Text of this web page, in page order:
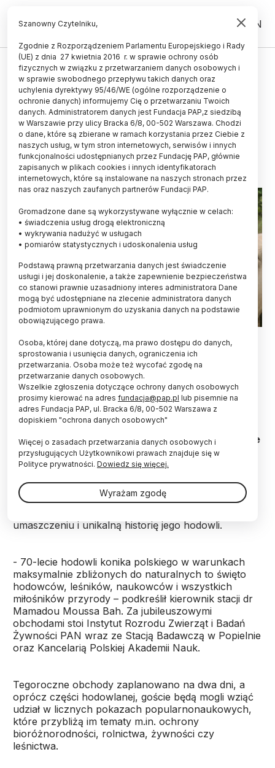
PL EN
UCZELNIE I INSTYTUCJE
70 lat hodowli rezerwatowej
konika polskiego w stacji
badawczej PAN w Popielnie
05.09.2025
aktualizacja: 05.09.2025
3 minuty czytania
przy Stacji Badawczej w Popielnie, prowadzonej przez Instytut
Rozrodu Zwierząt i Badań Żywności Polskiej Akademii Nauk.
PAP/Tomasz Waszczuk
Od 70 lat w stacji badawczej Instytutu Rozrodu
Zwierząt i Badań Żywności PAN w Popielnie
prowadzona jest rezerwatowa hodowla konika
polskiego. Naukowcy określają konika cudem
natury, gdyż przy krępej budowie, niskim wzroście
jest niesamowicie sprytny i wytrzymały.
5 i 6 września w Popielnie odbędą się jubileuszowe
obchody. Wydarzenie jest otwarte dla wszystkich,
umaszczeniu i unikalną historię jego hodowli.
- 70-lecie hodowli konika polskiego w warunkach
maksymalnie zbliżonych do naturalnych to święto
hodowców, leśników, naukowców i wszystkich
miłośników przyrody – podkreślił kierownik stacji dr
Mamadou Moussa Bah. Za jubileuszowymi
obchodami stoi Instytut Rozrodu Zwierząt i Badań
Żywności PAN wraz ze Stacją Badawczą w Popielnie
oraz Kancelarią Polskiej Akademii Nauk.
Tegoroczne obchody zaplanowano na dwa dni, a
oprócz części hodowlanej, goście będą mogli wziąć
udział w licznych pokazach popularnonaukowych,
które przybliżą im tematy m.in. ochrony
bioróżnorodności, rolnictwa, żywności czy
leśnictwa.
Szanowny Czytelniku,
Zgodnie z Rozporządzeniem Parlamentu Europejskiego i Rady
(UE) z dnia 27 kwietnia 2016 r. w sprawie ochrony osób
fizycznych w związku z przetwarzaniem danych osobowych i
w sprawie swobodnego przepływu takich danych oraz
uchylenia dyrektywy 95/46/WE (ogólne rozporządzenie o
ochronie danych) informujemy Cię o przetwarzaniu Twoich
danych. Administratorem danych jest Fundacja PAP,z siedzibą
w Warszawie przy ulicy Bracka 6/8, 00-502 Warszawa. Chodzi
o dane, które są zbierane w ramach korzystania przez Ciebie z
naszych usług, w tym stron internetowych, serwisów i innych
funkcjonalności udostępnianych przez Fundację PAP, głównie
zapisanych w plikach cookies i innych identyfikatorach
internetowych, które są instalowane na naszych stronach przez
nas oraz naszych zaufanych partnerów Fundacji PAP.
Gromadzone dane są wykorzystywane wyłącznie w celach:
• świadczenia usług drogą elektroniczną
• wykrywania nadużyć w usługach
• pomiarów statystycznych i udoskonalenia usług
Podstawą prawną przetwarzania danych jest świadczenie
usługi i jej doskonalenie, a także zapewnienie bezpieczeństwa
co stanowi prawnie uzasadniony interes administratora Dane
mogą być udostępniane na zlecenie administratora danych
podmiotom uprawnionym do uzyskania danych na podstawie
obowiązującego prawa.
Osoba, której dane dotyczą, ma prawo dostępu do danych,
sprostowania i usunięcia danych, ograniczenia ich
przetwarzania. Osoba może też wycofać zgodę na
przetwarzanie danych osobowych.
Wszelkie zgłoszenia dotyczące ochrony danych osobowych
prosimy kierować na adres fundacja@pap.pl lub pisemnie na
adres Fundacja PAP, ul. Bracka 6/8, 00-502 Warszawa z
dopiskiem "ochrona danych osobowych"
Więcej o zasadach przetwarzania danych osobowych i
przysługujących Użytkownikowi prawach znajduje się w
Polityce prywatności. Dowiedz się więcej.
Wyrażam zgodę